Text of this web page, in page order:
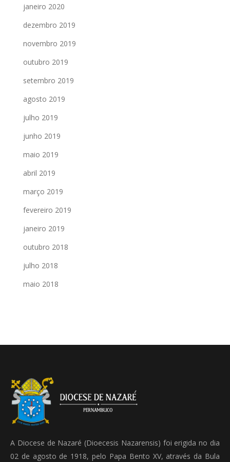
janeiro 2020
dezembro 2019
novembro 2019
outubro 2019
setembro 2019
agosto 2019
julho 2019
junho 2019
maio 2019
abril 2019
março 2019
fevereiro 2019
janeiro 2019
outubro 2018
julho 2018
maio 2018
A Diocese de Nazaré (Dioecesis Nazarensis) foi erigida no dia
02 de agosto de 1918, pelo Papa Bento XV, através da Bula